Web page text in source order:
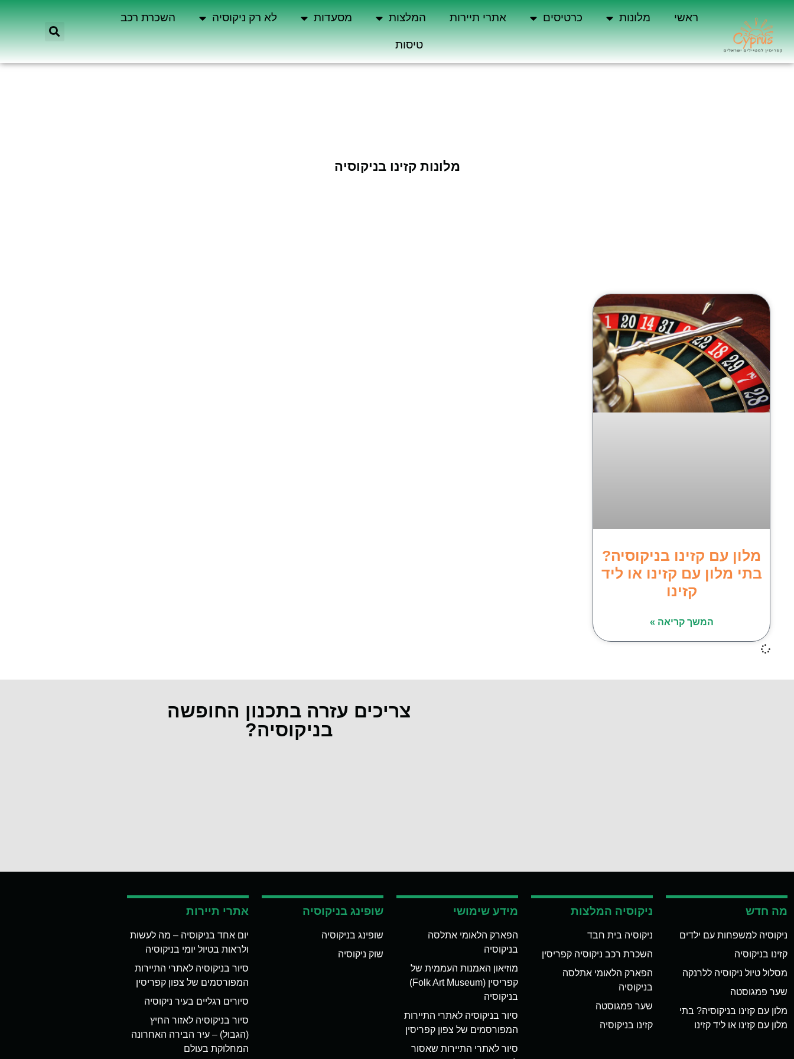
ראשי מלונות כרטיסים אתרי תיירות המלצות מסעדות לא רק ניקוסיה השכרת רכב
טיסות
מלונות קזינו בניקוסיה
מלון עם קזינו בניקוסיה?
בתי מלון עם קזינו או ליד
קזינו
המשך קריאה »
צריכים עזרה בתכנון החופשה
בניקוסיה?
מה חדש
ניקוסיה למשפחות עם ילדים
קזינו בניקוסיה
מסלול טיול ניקוסיה ללרנקה
שער פמגוסטה
מלון עם קזינו בניקוסיה? בתי
מלון עם קזינו או ליד קזינו
ניקוסיה המלצות
ניקוסיה בית חבד
השכרת רכב ניקוסיה קפריסין
הפארק הלאומי אתלסה
בניקוסיה
שער פמגוסטה
קזינו בניקוסיה
מידע שימושי
הפארק הלאומי אתלסה
בניקוסיה
מוזיאון האמנות העממית של
קפריסין (Folk Art Museum)
בניקוסיה
סיור בניקוסיה לאתרי התיירות
המפורסמים של צפון קפריסין
סיור לאתרי התיירות שאסור
שופינג בניקוסיה
שופינג בניקוסיה
שוק ניקוסיה
אתרי תיירות
יום אחד בניקוסיה – מה לעשות
ולראות בטיול יומי בניקוסיה
סיור בניקוסיה לאתרי התיירות
המפורסמים של צפון קפריסין
סיורים רגליים בעיר ניקוסיה
סיור בניקוסיה לאזור החיץ
(הגבול) – עיר הבירה האחרונה
המחלוקת בעולם